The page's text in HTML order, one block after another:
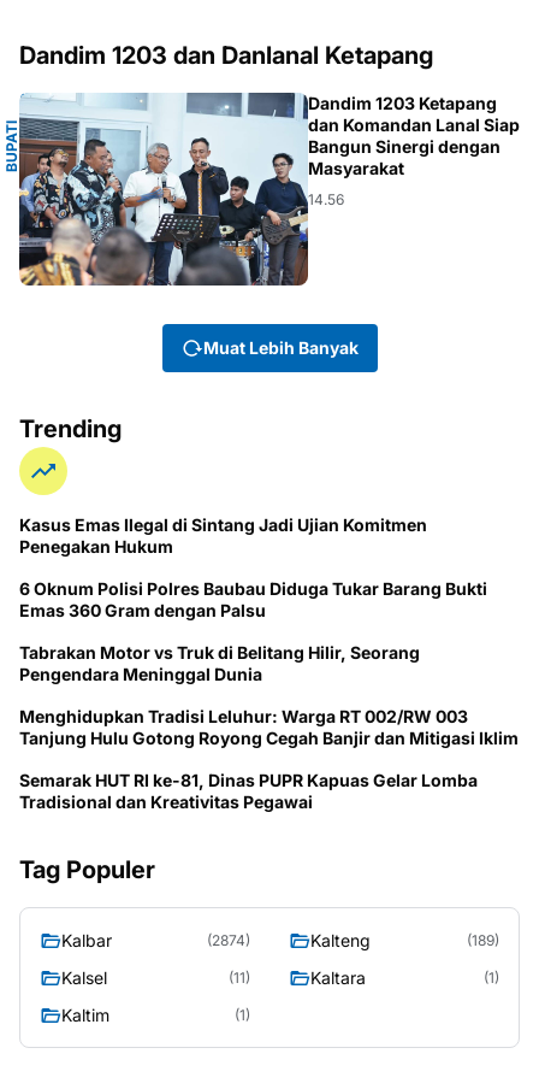
Dandim 1203 dan Danlanal Ketapang
B
U
P
A
T
I
K
E
T
A
P
A
NG
Dandim 1203 Ketapang
dan Komandan Lanal Siap
Bangun Sinergi dengan
Masyarakat
14.56
Muat Lebih Banyak
Trending
Kasus Emas Ilegal di Sintang Jadi Ujian Komitmen
Penegakan Hukum
6 Oknum Polisi Polres Baubau Diduga Tukar Barang Bukti
Emas 360 Gram dengan Palsu
Tabrakan Motor vs Truk di Belitang Hilir, Seorang
Pengendara Meninggal Dunia
Menghidupkan Tradisi Leluhur: Warga RT 002/RW 003
Tanjung Hulu Gotong Royong Cegah Banjir dan Mitigasi Iklim
Semarak HUT RI ke-81, Dinas PUPR Kapuas Gelar Lomba
Tradisional dan Kreativitas Pegawai
Tag Populer
Kalbar (2874) Kalteng (189)
Kalsel (11) Kaltara (1)
Kaltim (1)